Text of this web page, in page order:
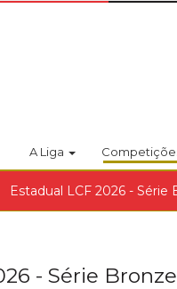
A Liga
Estadual LCF 2026 - Série
- Série